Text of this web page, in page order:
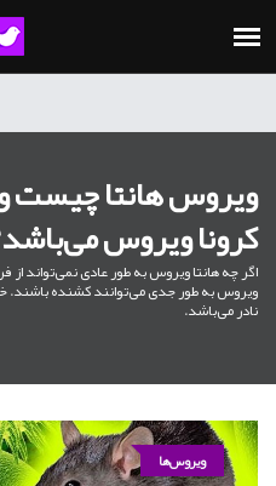
ویروس‌ هانتا چیست
کرونا ویروس
اگر چه هانتا ویروس به طور عادی نمی‌تواند از
ویروس به طور جدی می‌توانند کشنده باشند.
نادر می‌باشد.
ویروس‌ها